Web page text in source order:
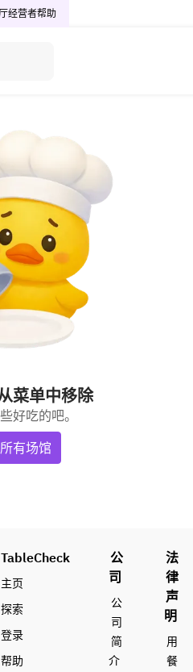
经营者帮助
菜单中移除
好吃的吧。
有场馆
TableCheck
主页
探索
登录
帮助
公
司
公
司
简
介
法
律
声
明
用
餐